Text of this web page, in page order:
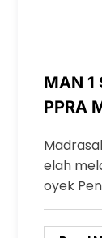
MAN 1
PPRA
elah
oyek